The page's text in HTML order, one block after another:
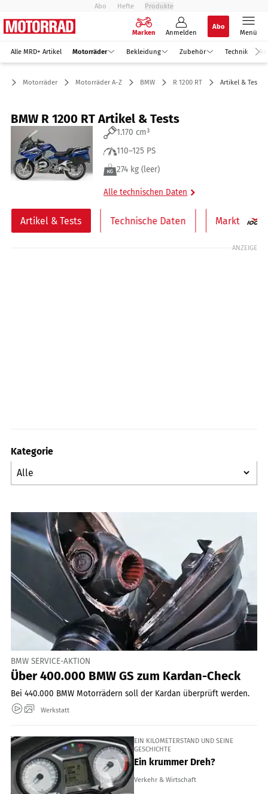
Abo Hefte Produkte
Marken Anmelden
Abo
Menü
Alle MRD+ Artikel Motorräder Bekleidung Zubehör Technik
Motorräder Motorräder A-Z BMW R 1200 RT Artikel & Tests
BMW R 1200 RT Artikel & Tests
1.170 cm³
110–125 PS
274 kg (leer)
Alle technischen Daten
Artikel & Tests Technische Daten Markt
ANZEIGE
Kategorie
BMW SERVICE-AKTION
Über 400.000 BMW GS zum Kardan-Check
Bei 440.000 BMW Motorrädern soll der Kardan überprüft werden.
Werkstatt
EIN KILOMETERSTAND UND SEINE
GESCHICHTE
Ein krummer Dreh?
Verkehr & Wirtschaft